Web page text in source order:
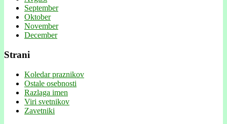
September
Oktober
November
December
Strani
Koledar praznikov
Ostale osebnosti
Razlaga imen
Viri svetnikov
Zavetniki